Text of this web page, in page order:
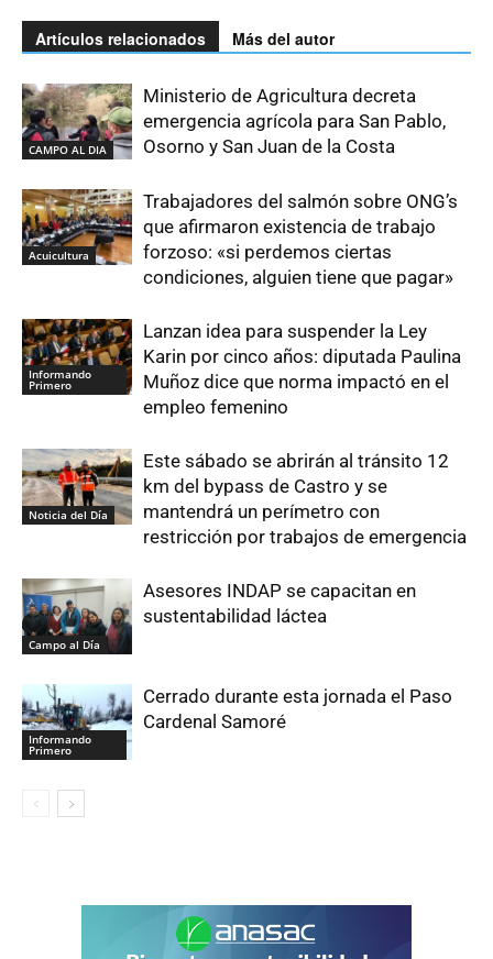
Artículos relacionados Más del autor
CAMPO AL DIA
Ministerio de Agricultura decreta
emergencia agrícola para San Pablo,
Osorno y San Juan de la Costa
Acuicultura
Trabajadores del salmón sobre ONG’s
que afirmaron existencia de trabajo
forzoso: «si perdemos ciertas
condiciones, alguien tiene que pagar»
Informando
Primero
Lanzan idea para suspender la Ley
Karin por cinco años: diputada Paulina
Muñoz dice que norma impactó en el
empleo femenino
Noticia del Día
Este sábado se abrirán al tránsito 12
km del bypass de Castro y se
mantendrá un perímetro con
restricción por trabajos de emergencia
Campo al Día
Asesores INDAP se capacitan en
sustentabilidad láctea
Informando
Primero
Cerrado durante esta jornada el Paso
Cardenal Samoré